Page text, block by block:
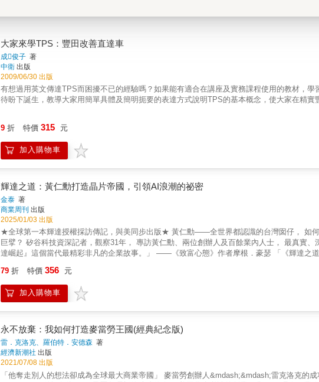
大家來學TPS：豐田改善直達車
成俊子 著
中衛 出版
2009/06/30 出版
有想過用英文傳達TPS而困擾不已的經驗嗎？如果能有適合在講座及實務課程使用的教材，
待盼下誕生，教導大家用簡單具體及簡明扼要的表達方式說明TPS的基本概念，使大家在精實
9 折 特價 315 元
加入購物車
輝達之道：黃仁勳打造晶片帝國，引領AI浪潮的祕密
金泰 著
商業周刊 出版
2025/01/03 出版
★全球第一本輝達授權採訪傳記，與美同步出版★ 黃仁勳――全世界都認識的台灣囡仔， 如何帶領輝達走過3度失敗， 重生為引領AI浪潮的科技
巨擘？ 矽谷科技資深記者，觀察31年， 專訪黃仁勳、兩位創辦人及百餘業內人士， 最真實、深入的輝達傳奇，首度解密。 「本書深刻剖析『輝
達崛起』這個當代最精彩非凡的企業故事。」 ――《致富心態》作者摩根．豪瑟 「《輝達之
Nvidia的發展歷程&mdash;&mdash;從1993年成立、1999年上市，到2024年成為全球最有價
突破3.5兆），股價漲幅逾300倍&mdash;&mdash;解釋了由創辦人及CEO黃仁勳所帶領的企
輝達，憑什麼崛起，做了哪些事？】 台灣囝仔、從小移民的黃仁勳，青少年時期打乒乓球就
盪與失敗中闖關打怪般的成長歷程：找創投基金、搶一流人才、NV1及NV2慘敗、化險為夷的
成立之初，只有電腦遊戲領域內的人認識，但輝達不止步於此。事實上，黃仁勳這位穿著黑皮
場」，力求成為新領域的市場領導品牌。創立CUDA平台供開發人員應用，使GPU超越硬體設
爆發性成長時，重金投資的CUDA生態系獲得了回報，用戶社群已經在十多年的時間裡修正了
商出線的機會，輝達Nvidia無疑是AI世代的王者。 全書細數輝達多次在關鍵時刻逆轉勝，是
79 折 特價 356 元
加入購物車
永不放棄：我如何打造麥當勞王國(經典紀念版)
雷．克洛克、羅伯特．安德森 著
經濟新潮社 出版
2021/07/08 出版
「他奪走別人的想法卻成為全球最大商業帝國」 麥當勞創辦人&mdash;&mdash;雷克洛克的成功傳奇， 已被拍成電影《速食遊戲》（The